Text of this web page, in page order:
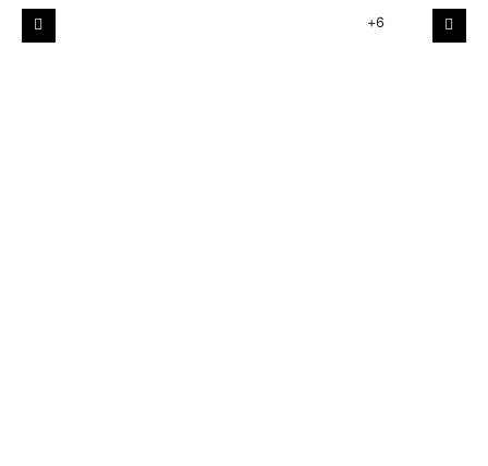
+6
Poprzedni